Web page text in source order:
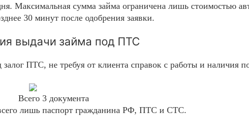
Максимальная сумма займа ограничена лишь стоимостью
30 минут после одобрения заявки.
выдачи займа под ПТС
ПТС, не требуя от клиента справок с работы и наличия
Всего 3 документа
лишь паспорт гражданина РФ, ПТС и СТС.